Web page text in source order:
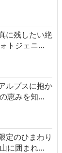
に残したい絶
トジェニ…
ルプスに抱か
恵みを知…
定のひまわり
に囲まれ…